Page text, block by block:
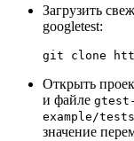
Загрузить
googletest:
git clone
Открыть
и файле
example/
значение